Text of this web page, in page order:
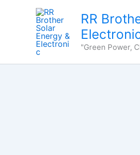
RR
"Green Power,